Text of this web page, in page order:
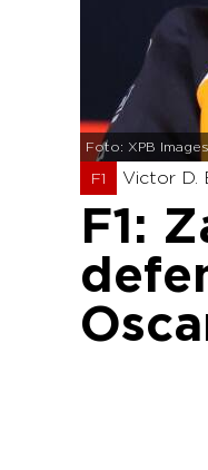
Foto: XPB Images
F1 Victor D.
F1: